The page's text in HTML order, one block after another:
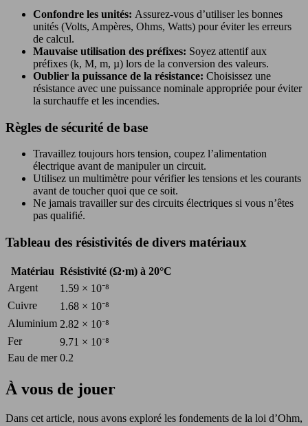
Confondre les unités: Assurez-vous d’utiliser les bonnes
unités (Volts, Ampères, Ohms, Watts) pour éviter les erreurs
de calcul.
Mauvaise utilisation des préfixes: Soyez attentif aux
préfixes (k, M, m, µ) lors de la conversion des valeurs.
Oublier la puissance de la résistance: Choisissez une
résistance avec une puissance nominale appropriée pour éviter
la surchauffe et les incendies.
Règles de sécurité de base
Travaillez toujours hors tension, coupez l’alimentation
électrique avant de manipuler un circuit.
Utilisez un multimètre pour vérifier les tensions et les courants
avant de toucher quoi que ce soit.
Ne jamais travailler sur des circuits électriques si vous n’êtes
pas qualifié.
Tableau des résistivités de divers matériaux
Matériau Résistivité (Ω·m) à 20°C
Argent
1.59 × 10⁻⁸
Cuivre
1.68 × 10⁻⁸
Aluminium 2.82 × 10⁻⁸
Fer
9.71 × 10⁻⁸
Eau de mer 0.2
À vous de jouer
Dans cet article, nous avons exploré les fondements de la loi d’Ohm,